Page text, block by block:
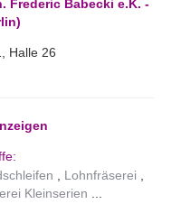
Frederic Babecki e.K. -
Halle 26
Lohnfräserei
Kleinserien